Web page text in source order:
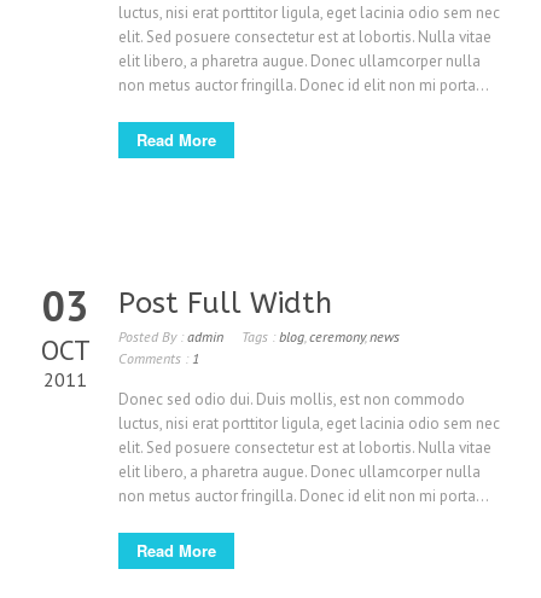
luctus, nisi erat porttitor ligula, eget lacinia odio sem nec
elit. Sed posuere consectetur est at lobortis. Nulla vitae
elit libero, a pharetra augue. Donec ullamcorper nulla
non metus auctor fringilla. Donec id elit non mi porta...
Read More
03
OCT
2011
Post Full Width
Posted By : admin Tags : blog ceremony,news
Comments : 1
Donec sed odio dui. Duis mollis, est non commodo
luctus, nisi erat porttitor ligula, eget lacinia odio sem nec
elit. Sed posuere consectetur est at lobortis. Nulla vitae
elit libero, a pharetra augue. Donec ullamcorper nulla
non metus auctor fringilla. Donec id elit non mi porta...
Read More